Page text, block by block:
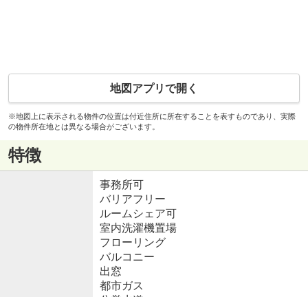
地図アプリで開く
※地図上に表示される物件の位置は付近住所に所在することを表すものであり、実際
の物件所在地とは異なる場合がございます。
特徴
事務所可
バリアフリー
ルームシェア可
室内洗濯機置場
フローリング
バルコニー
出窓
都市ガス